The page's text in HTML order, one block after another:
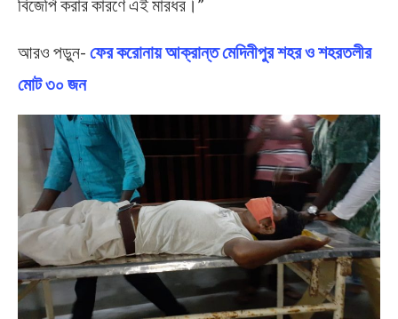
বিজেপি করার কারণে এই মারধর।”
আরও পড়ুন- ফের করোনায় আক্রান্ত মেদিনীপুর শহর ও শহরতলীর
মোট ৩০ জন